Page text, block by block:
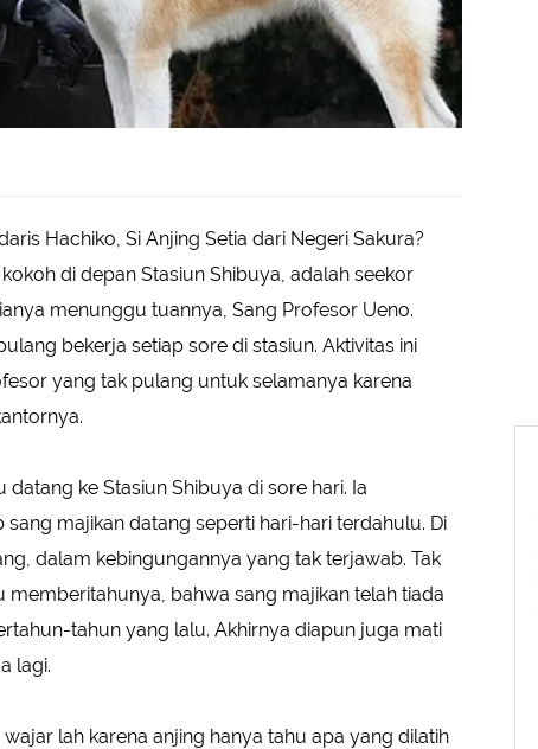
Hachiko, Si Anjing Setia dari Negeri Sakura?
di depan Stasiun Shibuya, adalah seekor
menunggu tuannya, Sang Profesor Ueno.
bekerja setiap sore di stasiun. Aktivitas ini
yang tak pulang untuk selamanya karena
ke Stasiun Shibuya di sore hari. Ia
majikan datang seperti hari-hari terdahulu. Di
dalam kebingungannya yang tak terjawab. Tak
bahwa sang majikan telah tiada
tahun yang lalu. Akhirnya diapun juga mati
lagi.
lah karena anjing hanya tahu apa yang dilatih